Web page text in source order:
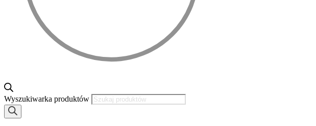
Wyszukiwarka produktów